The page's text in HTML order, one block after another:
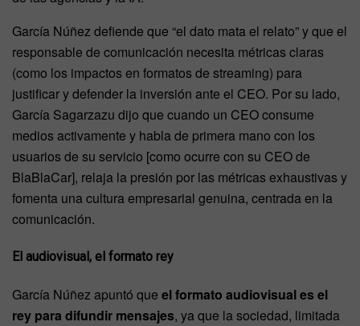
García Núñez defiende que “el dato mata el relato” y que el
responsable de comunicación necesita métricas claras
(como los impactos en formatos de streaming) para
justificar y defender la inversión ante el CEO. Por su lado,
García Sagarzazu dijo que cuando un CEO consume
medios activamente y habla de primera mano con los
usuarios de su servicio [como ocurre con su CEO de
BlaBlaCar], relaja la presión por las métricas exhaustivas y
fomenta una cultura empresarial genuina, centrada en la
comunicación.
El audiovisual, el formato rey
García Núñez apuntó que el formato audiovisual es el
rey para difundir mensajes, ya que la sociedad, limitada